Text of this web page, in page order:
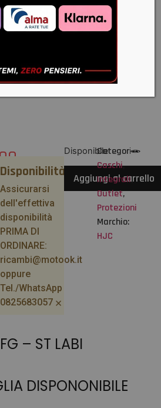
Disponibilità
Assicurarsi
dell'effettiva
disponibilità
PRIMA DI
ORDINARE:
ricambi@motook.it
oppure
Tel./WhatsApp
0825683057 ×
Disponibile
Aggiungi al carrello
Categorie:
Caschi,
Integrali,
Outlet,
Protezioni
Marchio:
HJC
– ST LABI
DISPONONIBILE